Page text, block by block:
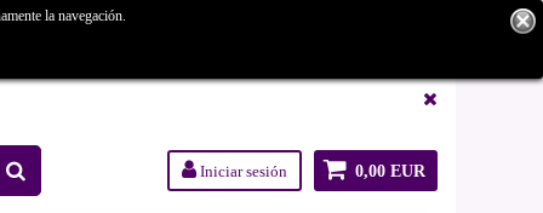
0,00 EUR
Iniciar sesión
la navegación.